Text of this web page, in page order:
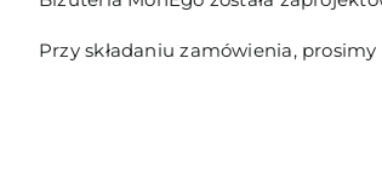
Przy składaniu zamówienia,